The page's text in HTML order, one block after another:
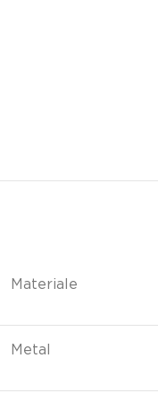
Materiale
Metal